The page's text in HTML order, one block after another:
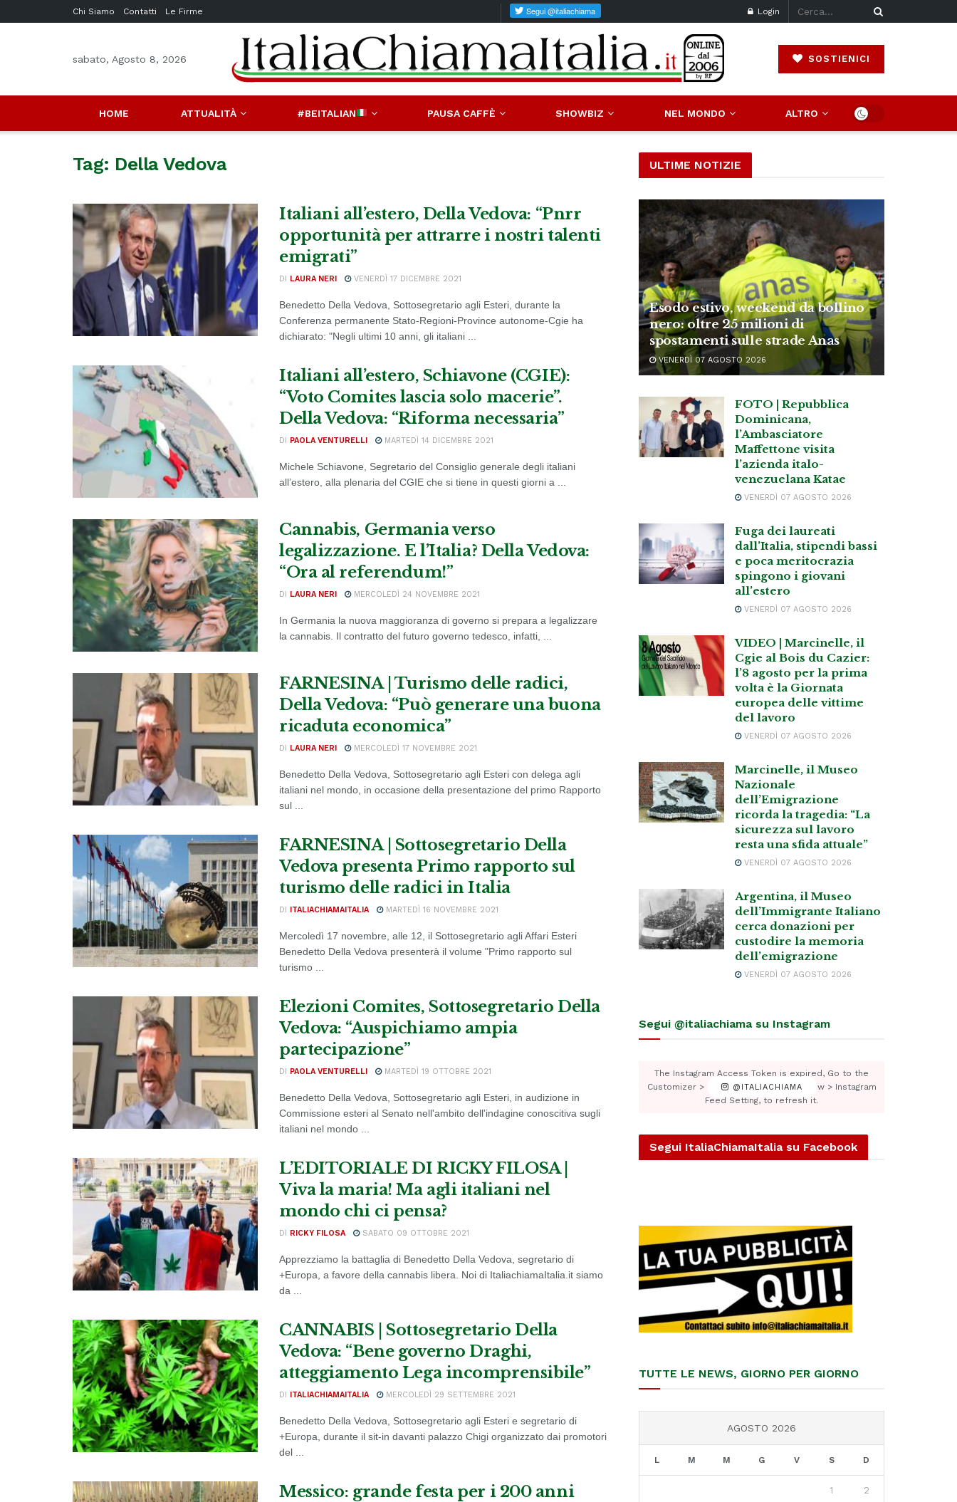
Chi Siamo Contatti Le Firme Login
sabato, Agosto 8, 2026 SOSTIENICI
HOME ATTUALITÀ #BEITALIAN PAUSA CAFFÈ SHOWBIZ NEL MONDO ALTRO
Tag: Della Vedova
Italiani all’estero, Della Vedova: “Pnrr
opportunità per attrarre i nostri talenti
emigrati”
DI LAURA NERI VENERDÌ 17 DICEMBRE 2021
Benedetto Della Vedova, Sottosegretario agli Esteri, durante la
Conferenza permanente Stato-Regioni-Province autonome-Cgie ha
dichiarato: "Negli ultimi 10 anni, gli italiani ...
Italiani all’estero, Schiavone (CGIE):
“Voto Comites lascia solo macerie”.
Della Vedova: “Riforma necessaria”
DI PAOLA VENTURELLI MARTEDÌ 14 DICEMBRE 2021
Michele Schiavone, Segretario del Consiglio generale degli italiani
all’estero, alla plenaria del CGIE che si tiene in questi giorni a ...
Cannabis, Germania verso
legalizzazione. E l’Italia? Della Vedova:
“Ora al referendum!”
DI LAURA NERI MERCOLEDÌ 24 NOVEMBRE 2021
In Germania la nuova maggioranza di governo si prepara a legalizzare
la cannabis. Il contratto del futuro governo tedesco, infatti, ...
FARNESINA | Turismo delle radici,
Della Vedova: “Può generare una buona
ricaduta economica”
DI LAURA NERI MERCOLEDÌ 17 NOVEMBRE 2021
Benedetto Della Vedova, Sottosegretario agli Esteri con delega agli
italiani nel mondo, in occasione della presentazione del primo Rapporto
sul ...
FARNESINA | Sottosegretario Della
Vedova presenta Primo rapporto sul
turismo delle radici in Italia
DI ITALIACHIAMAITALIA MARTEDÌ 16 NOVEMBRE 2021
Mercoledì 17 novembre, alle 12, il Sottosegretario agli Affari Esteri
Benedetto Della Vedova presenterà il volume "Primo rapporto sul
turismo ...
Elezioni Comites, Sottosegretario Della
Vedova: “Auspichiamo ampia
partecipazione”
DI PAOLA VENTURELLI MARTEDÌ 19 OTTOBRE 2021
Benedetto Della Vedova, Sottosegretario agli Esteri, in audizione in
Commissione esteri al Senato nell'ambito dell'indagine conoscitiva sugli
italiani nel mondo ...
L’EDITORIALE DI RICKY FILOSA |
Viva la maria! Ma agli italiani nel
mondo chi ci pensa?
DI RICKY FILOSA SABATO 09 OTTOBRE 2021
Apprezziamo la battaglia di Benedetto Della Vedova, segretario di
+Europa, a favore della cannabis libera. Noi di ItaliachiamaItalia.it siamo
da ...
CANNABIS | Sottosegretario Della
Vedova: “Bene governo Draghi,
atteggiamento Lega incomprensibile”
DI ITALIACHIAMAITALIA MERCOLEDÌ 29 SETTEMBRE 2021
Benedetto Della Vedova, Sottosegretario agli Esteri e segretario di
+Europa, durante il sit-in davanti palazzo Chigi organizzato dai promotori
del ...
Messico: grande festa per i 200 anni
ULTIME NOTIZIE
Esodo estivo, weekend da bollino
nero: oltre 25 milioni di
spostamenti sulle strade Anas
VENERDÌ 07 AGOSTO 2026
FOTO | Repubblica
Dominicana,
l’Ambasciatore
Maffettone visita
l’azienda italo-
venezuelana Katae
VENERDÌ 07 AGOSTO 2026
Fuga dei laureati
dall’Italia, stipendi bassi
e poca meritocrazia
spingono i giovani
all’estero
VENERDÌ 07 AGOSTO 2026
VIDEO | Marcinelle, il
Cgie al Bois du Cazier:
l’8 agosto per la prima
volta è la Giornata
europea delle vittime
del lavoro
VENERDÌ 07 AGOSTO 2026
Marcinelle, il Museo
Nazionale
dell’Emigrazione
ricorda la tragedia: “La
sicurezza sul lavoro
resta una sfida attuale”
VENERDÌ 07 AGOSTO 2026
Argentina, il Museo
dell’Immigrante Italiano
cerca donazioni per
custodire la memoria
dell’emigrazione
VENERDÌ 07 AGOSTO 2026
Segui @italiachiama su Instagram
@ITALIACHIAMA
The Instagram Access Token is expired, Go to the
Customizer > JNews : Social, Like & View > Instagram
Feed Setting, to refresh it.
Segui ItaliaChiamaItalia su Facebook
TUTTE LE NEWS, GIORNO PER GIORNO
AGOSTO 2026
L M M G V S D
1 2